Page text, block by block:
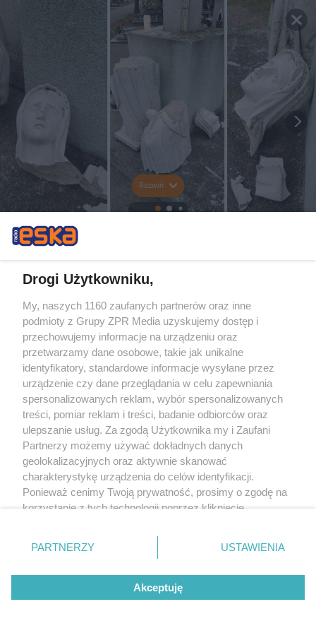
Rozwiń
Drogi Użytkowniku,
My, naszych 1160 zaufanych partnerów oraz inne
podmioty z Grupy ZPR Media uzyskujemy dostęp i
przechowujemy informacje na urządzeniu oraz
przetwarzamy dane osobowe, takie jak unikalne
identyfikatory, standardowe informacje wysyłane przez
urządzenie czy dane przeglądania w celu zapewniania
spersonalizowanych reklam, wybór spersonalizowanych
treści, pomiar reklam i treści, badanie odbiorców oraz
ulepszanie usług. Za zgodą Użytkownika my i Zaufani
Partnerzy możemy używać dokładnych danych
geolokalizacyjnych oraz aktywnie skanować
charakterystykę urządzenia do celów identyfikacji.
Ponieważ cenimy Twoją prywatność, prosimy o zgodę na
korzystanie z tych technologii poprzez kliknięcie
zmienić/wycofać klikając przycisk ustawień prywatności
znajdujący się w lewym dolnym rogu strony
rodzaje przetwarzania danych nie wymagają zgody
użytkownika, ale masz prawo sprzeciwić się takiemu
przetwarzaniu. Preferencje będą miały zastosowanie tylko
PARTNERZY USTAWIENIA
Akceptuję